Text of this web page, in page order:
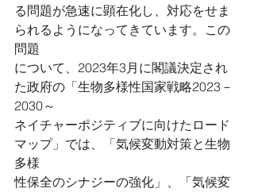
る問題が急速に顕在化し、対応をせま
られるようになってきています。この
問題
について、2023年3月に閣議決定され
た政府の「生物多様性国家戦略2023－
2030～
ネイチャーポジティブに向けたロード
マップ」では、「気候変動対策と生物
多様
性保全のシナジーの強化」、「気候変